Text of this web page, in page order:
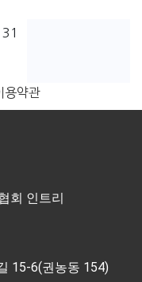
31
용약관
회 인트리
15-6(권농동 154)